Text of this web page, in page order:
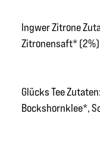
Ingwer Zitrone
Zitronensaft*
Glücks Tee
Bockshornklee*,